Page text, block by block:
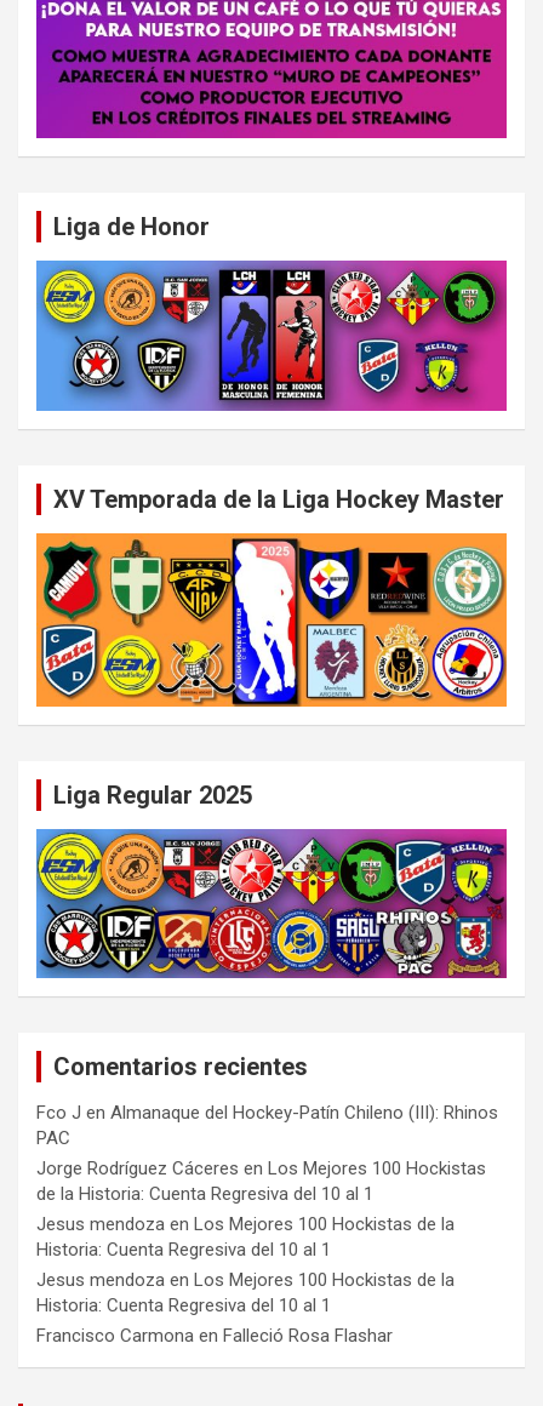
Liga de Honor
XV Temporada de la Liga Hockey Master
Liga Regular 2025
Comentarios recientes
Fco J en Almanaque del Hockey-Patín Chileno (III): Rhinos
PAC
Jorge Rodríguez Cáceres en Los Mejores 100 Hockistas
de la Historia: Cuenta Regresiva del 10 al 1
Jesus mendoza en Los Mejores 100 Hockistas de la
Historia: Cuenta Regresiva del 10 al 1
Jesus mendoza en Los Mejores 100 Hockistas de la
Historia: Cuenta Regresiva del 10 al 1
Francisco Carmona en Falleció Rosa Flashar